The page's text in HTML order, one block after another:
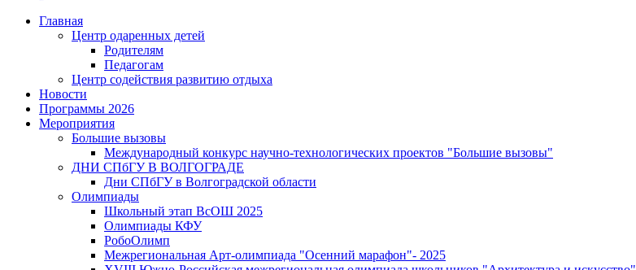
Главная
Центр одаренных детей
Родителям
Педагогам
Центр содействия развитию отдыха
Новости
Программы 2026
Мероприятия
Большие вызовы
Международный конкурс научно-технологических проектов "Большие вызовы"
ДНИ СПбГУ В ВОЛГОГРАДЕ
Дни СПбГУ в Волгоградской области
Олимпиады
Школьный этап ВсОШ 2025
Олимпиады КФУ
РобоОлимп
Межрегиональная Арт-олимпиада "Осенний марафон"- 2025